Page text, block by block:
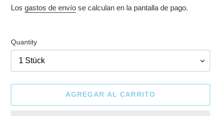
habitual
Los gastos de envío se calculan en la pantalla de pago.
Quantity
AGREGAR AL CARRITO